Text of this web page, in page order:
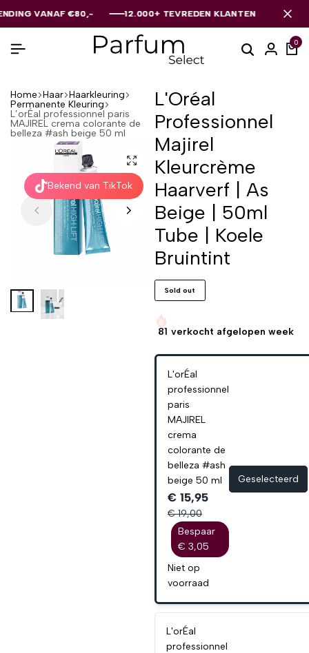
VANAF €80,- 12.000+ TEVREDEN KLANTEN
VANAF €80,- 12.000+ TEVREDEN KLANTEN
VANAF €80,- 12.000+ TEVREDEN KLANTEN
0
Home Haar Haarkleuring
Permanente Kleuring
L’orÉal professionnel paris
MAJIREL crema colorante de
belleza #ash beige 50 ml
Bekend van TikTok
L'Oréal
Professionnel
Majirel
Kleurcrème
Haarverf | As
Beige | 50ml
Tube | Koele
Bruintint
Sold out
81 verkocht afgelopen week
L'orÉal
professionnel
paris
MAJIREL
crema
colorante de
belleza #ash
beige 50 ml
€ 15,95
€ 19,00
Bespaar
€ 3,05
Niet op
voorraad
Geselecteerd
L'orÉal
professionnel